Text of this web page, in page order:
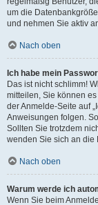
um die
und nehmen Sie aktiv
Nach oben
Ich habe mein
Das ist nicht schlimm!
mitteilen, Sie können
der Anmelde-Seite auf
Anweisungen folgen.
Sollten Sie trotzdem
wenden Sie sich an die
Nach oben
Warum werde ich
Wenn Sie beim